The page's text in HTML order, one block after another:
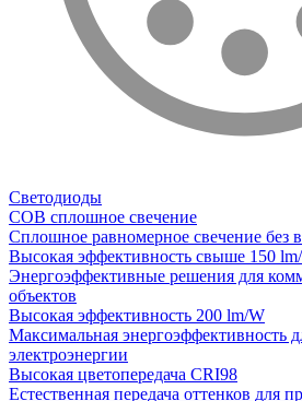
Светодиоды
COB сплошное свечение
Сплошное равномерное свечение без
Высокая эффективность свыше 150
Энергоэффективные решения для
объектов
Высокая эффективность 200 lm/W
Максимальная энергоэффективность
электроэнергии
Высокая цветопередача CRI98
Естественная передача оттенков для